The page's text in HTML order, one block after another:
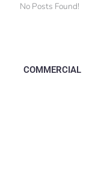
No Posts Found!
COMMERCIAL